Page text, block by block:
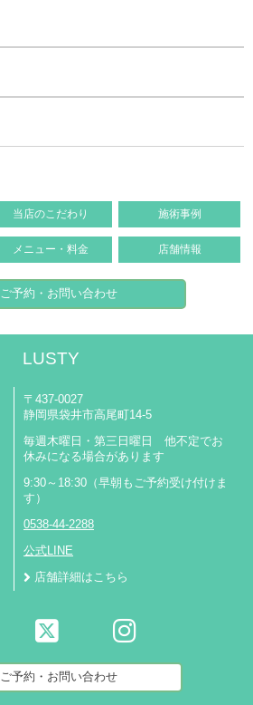
当店のこだわり 施術事例
メニュー・料金 店舗情報
ご予約・お問い合わせ
LUSTY
〒437-0027
静岡県袋井市高尾町14-5
毎週木曜日・第三日曜日 他不定でお
休みになる場合があります
9:30～18:30（早朝もご予約受け付けま
す）
0538-44-2288
公式LINE
店舗詳細はこちら
ご予約・お問い合わせ